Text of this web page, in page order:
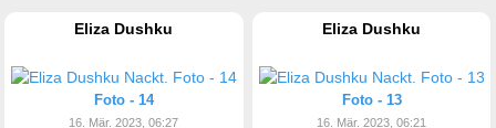
Eliza Dushku
Foto - 14
16. Mär. 2023, 06:27
Eliza Dushku
Foto - 13
16. Mär. 2023, 06:21